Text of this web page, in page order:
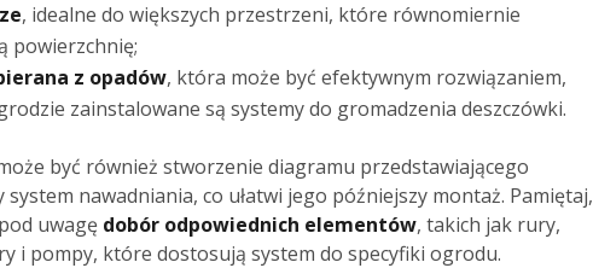
, idealne do większych przestrzeni, które równomiernie
powierzchnię;
z opadów, która może być efektywnym rozwiązaniem,
zainstalowane są systemy do gromadzenia deszczówki.
być również stworzenie diagramu przedstawiającego
system nawadniania, co ułatwi jego późniejszy montaż. Pamiętaj,
uwagę dobór odpowiednich elementów, takich jak rury,
i pompy, które dostosują system do specyfiki ogrodu.